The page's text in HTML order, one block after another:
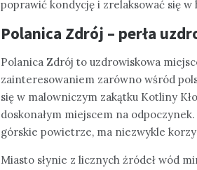
poprawić kondycję i zrelaksować się
Polanica Zdrój – perła
Polanica Zdrój to uzdrowiskowa
zainteresowaniem zarówno wśród
się w malowniczym zakątku Kotliny
doskonałym miejscem na
górskie powietrze, ma niezwykle
Miasto słynie z licznych źródeł wód